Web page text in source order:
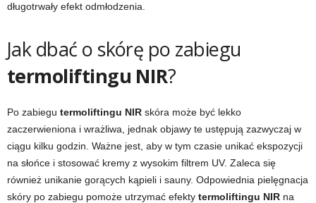
długotrwały efekt odmłodzenia.
Jak dbać o skórę po zabiegu
termoliftingu NIR?
Po zabiegu termoliftingu NIR skóra może być lekko
zaczerwieniona i wrażliwa, jednak objawy te ustępują zazwyczaj w
ciągu kilku godzin. Ważne jest, aby w tym czasie unikać ekspozycji
na słońce i stosować kremy z wysokim filtrem UV. Zaleca się
również unikanie gorących kąpieli i sauny. Odpowiednia pielęgnacja
skóry po zabiegu pomoże utrzymać efekty termoliftingu NIR na